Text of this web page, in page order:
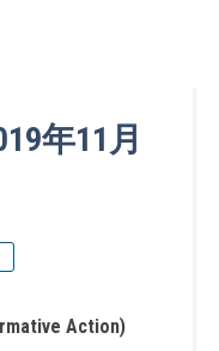
年11月
Action)